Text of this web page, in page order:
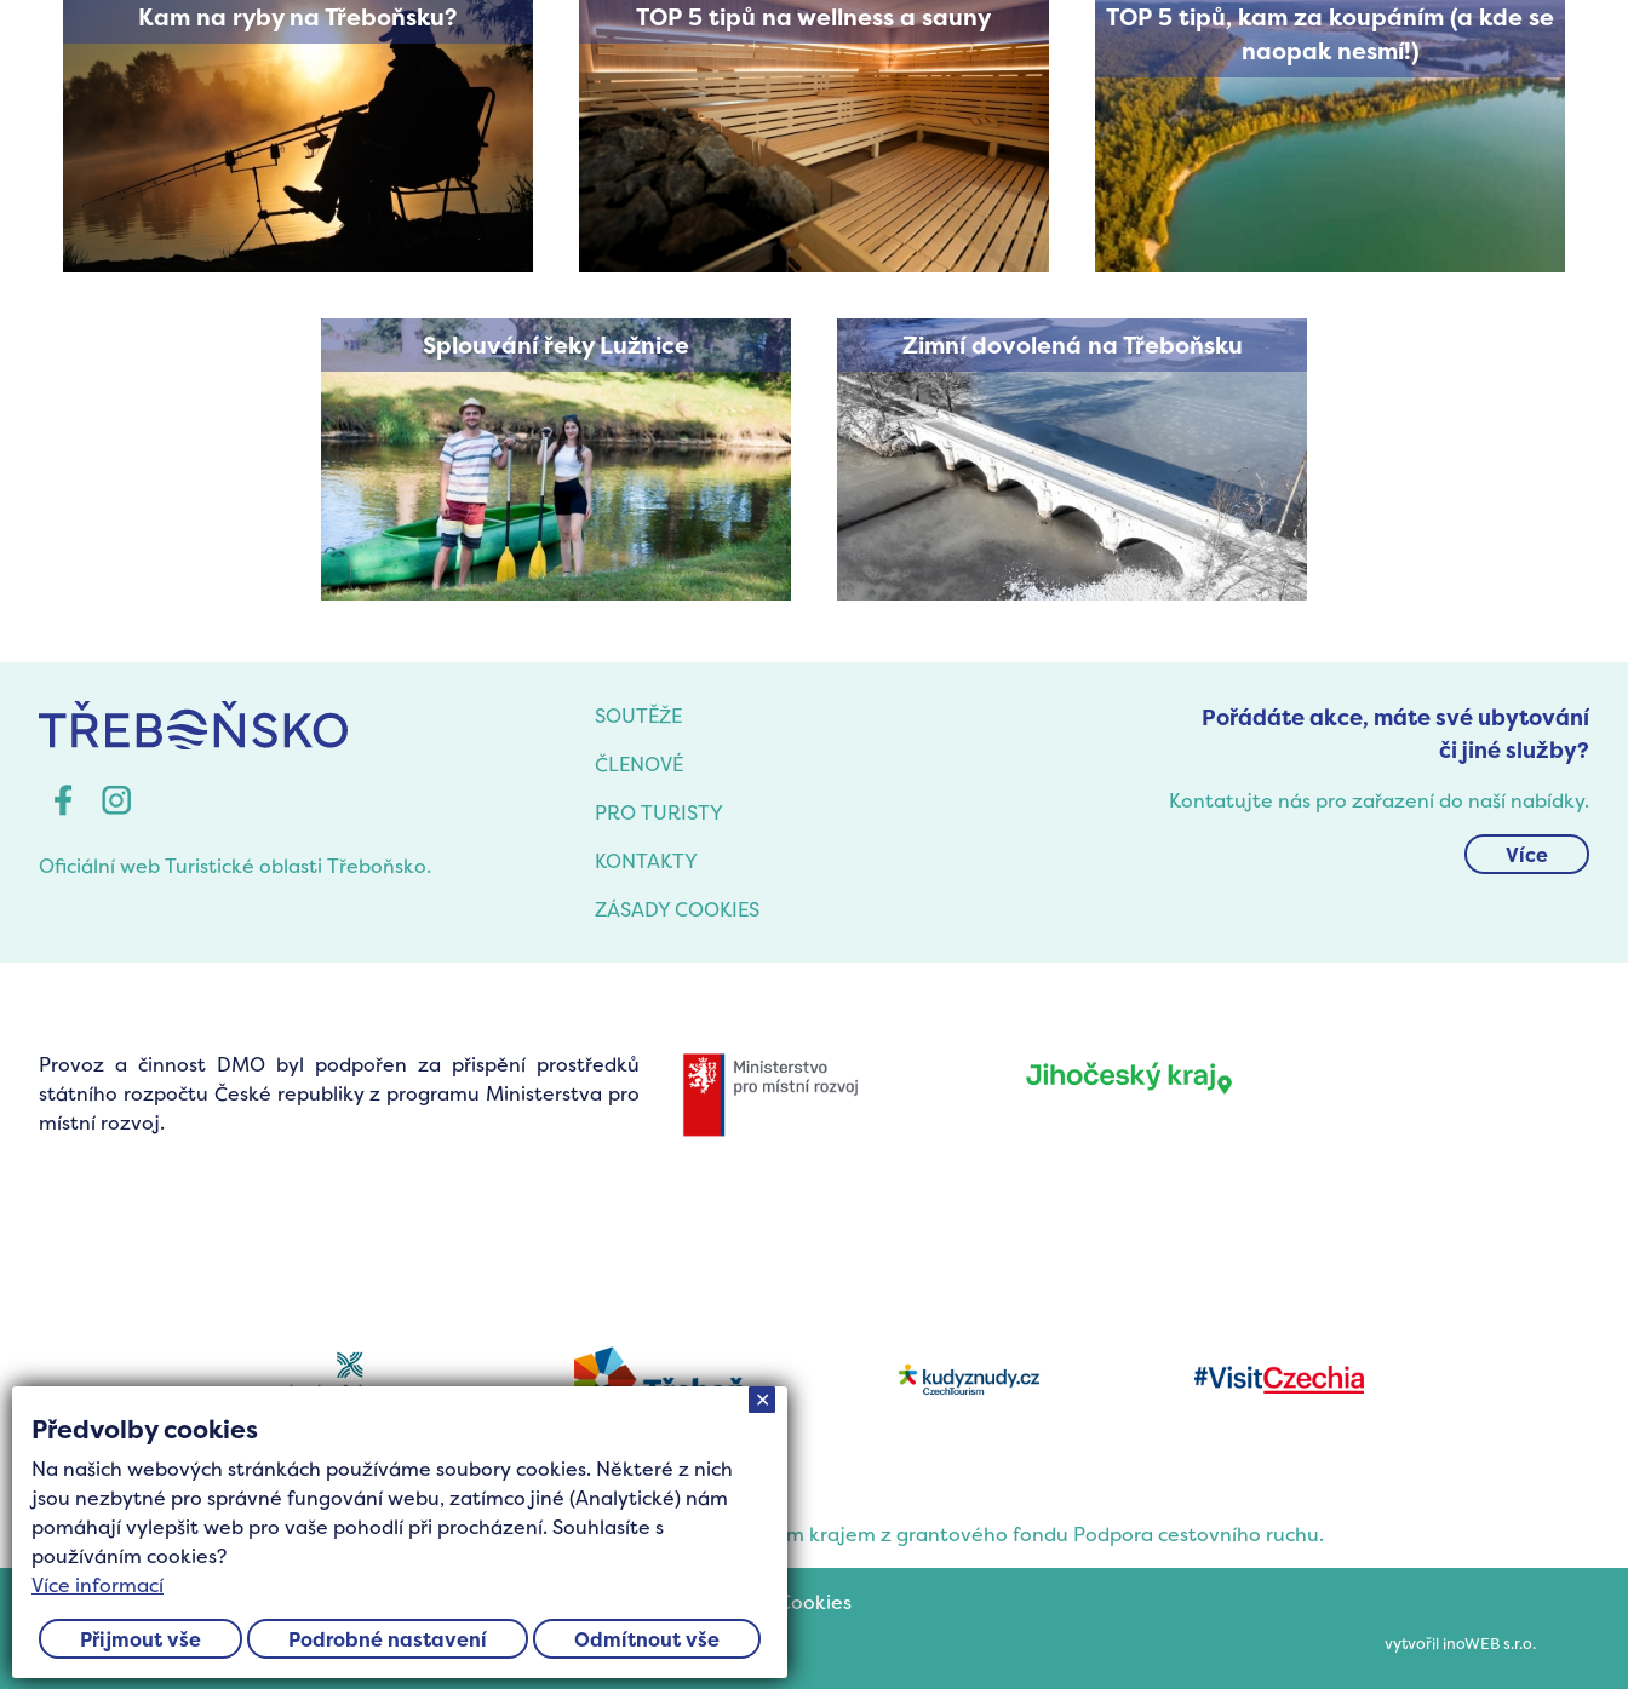
Kam na ryby na Třeboňsku? TOP 5 tipů na wellness a sauny
TOP 5 tipů, kam za koupáním (a kde se
naopak nesmí!)
Splouvání řeky Lužnice Zimní dovolená na Třeboňsku
Oficiální web Turistické oblasti Třeboňsko.
SOUTĚŽE
ČLENOVÉ
PRO TURISTY
KONTAKTY
ZÁSADY COOKIES
Pořádáte akce, máte své ubytování
či jiné služby?
Kontatujte nás pro zařazení do naší nabídky.
Více
Provoz a činnost DMO byl podpořen za přispění prostředků
státního rozpočtu České republiky z programu Ministerstva pro
místní rozvoj.
Tvorba stránek byla finančně podpořena Jihočeským krajem z grantového fondu Podpora cestovního ruchu.
Cookies
©2025 Všechna práva vyhrazena Turistická oblast Třeboňsko, z.s. vytvořil inoWEB s.r.o.
Předvolby cookies
Na našich webových stránkách používáme soubory cookies. Některé z nich
jsou nezbytné pro správné fungování webu, zatímco jiné (Analytické) nám
pomáhají vylepšit web pro vaše pohodlí při procházení. Souhlasíte s
používáním cookies?
Více informací
Přijmout vše Podrobné nastavení Odmítnout vše
✕